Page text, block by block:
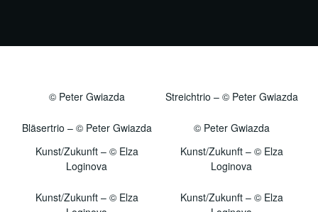
© Peter Gwiazda Streichtrio – © Peter Gwiazda
Bläsertrio – © Peter Gwiazda
© Peter Gwiazda
Kunst/Zukunft – © Elza
Loginova
Kunst/Zukunft – © Elza
Loginova
Kunst/Zukunft – © Elza
Kunst/Zukunft – © Elza